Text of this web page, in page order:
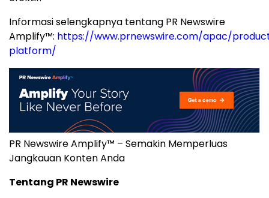
Informasi selengkapnya tentang PR Newswire
Amplify™: https://www.prnewswire.com/apac/
platform/
PR Newswire Amplify™ – Semakin Memperluas
Jangkauan Konten Anda
Tentang PR Newswire